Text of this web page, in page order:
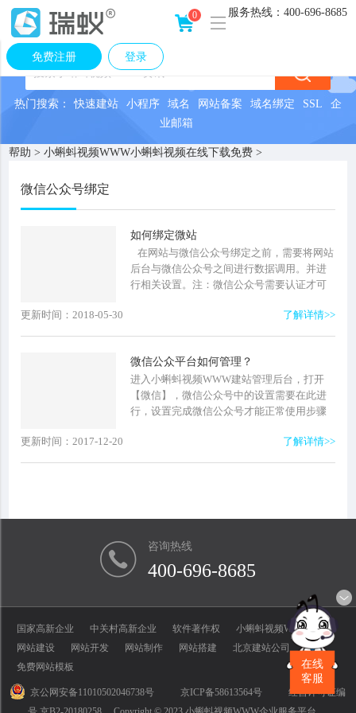
服务热线： 400-696-8685
0
免费注册 登录
在线
客服
热门搜索： 快速建站 小程序 域名 网站备案 域名绑定 SSL
企
业邮箱
帮助 > 小蝌蚪视频WWW小蝌蚪视频在线下载免费 >
微信公众号绑定
如何绑定微站
在网站与微信公众号绑定之前，需要将网站
后台与微信公众号之间进行数据调用。并进
行相关设置。注：微信公众号需要认证才可
了解详情>>
更新时间：2018-05-30
微信公众平台如何管理？
进入小蝌蚪视频WWW建站管理后台，打开
【微信】，微信公众号中的设置需要在此进
行，设置完成微信公众号才能正常使用步骤
WWW建站管理后台，点击【微信】，打开微
了解详情>>
更新时间：2017-12-20
咨询热线
400-696-8685
国家高新企业 中关村高新企业 软件著作权
小蝌蚪视频WWW商标
网站建设
网站开发 网站制作 网站搭建
北京建站公司
免费网站模板
京公网安备11010502046738号 京ICP备58613564号
经营许可证编